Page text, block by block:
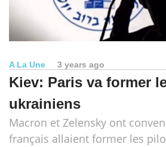
A La Une 3 years ago
Kiev: Paris va former
ukrainiens
Macron et Zelensky ont
français allaient former les